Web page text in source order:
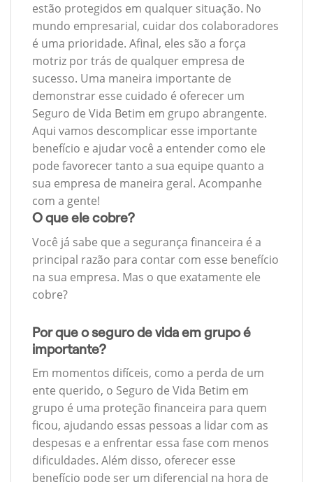
estão protegidos em qualquer situação. No
mundo empresarial, cuidar dos colaboradores
é uma prioridade. Afinal, eles são a força
motriz por trás de qualquer empresa de
sucesso. Uma maneira importante de
demonstrar esse cuidado é oferecer um
Seguro de Vida Betim em grupo abrangente.
Aqui vamos descomplicar esse importante
benefício e ajudar você a entender como ele
pode favorecer tanto a sua equipe quanto a
sua empresa de maneira geral. Acompanhe
com a gente!
O que ele cobre?
Você já sabe que a segurança financeira é a
principal razão para contar com esse benefício
na sua empresa. Mas o que exatamente ele
cobre?
Por que o seguro de vida em grupo é
importante?
Em momentos difíceis, como a perda de um
ente querido, o Seguro de Vida Betim em
grupo é uma proteção financeira para quem
ficou, ajudando essas pessoas a lidar com as
despesas e a enfrentar essa fase com menos
dificuldades. Além disso, oferecer esse
benefício pode ser um diferencial na hora de